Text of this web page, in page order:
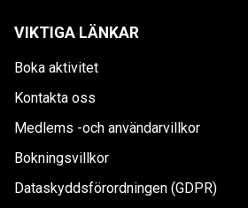
VIKTIGA LÄNKAR
Boka aktivitet
Kontakta oss
Medlems -och användarvillkor
Bokningsvillkor
Dataskyddsförordningen (GDPR)